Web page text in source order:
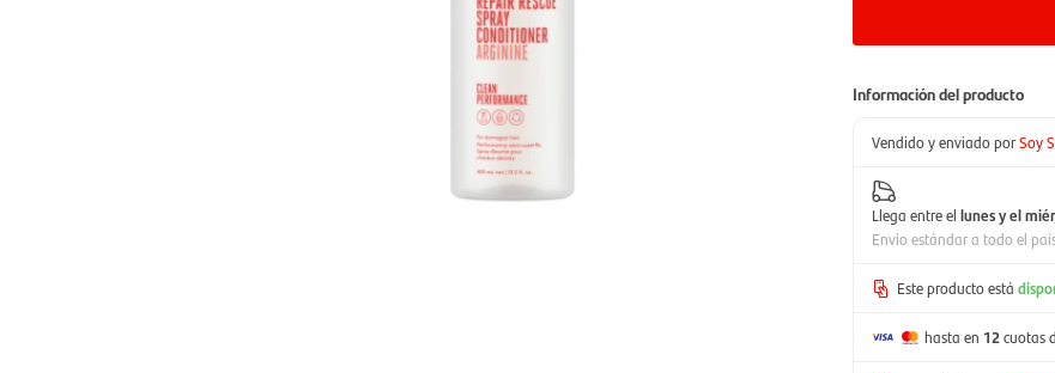
Información del producto
Vendido y enviado porSoy
Llega entre el lunes y el
Envío estándar a todo el
Este producto está
hasta en 12cuotas